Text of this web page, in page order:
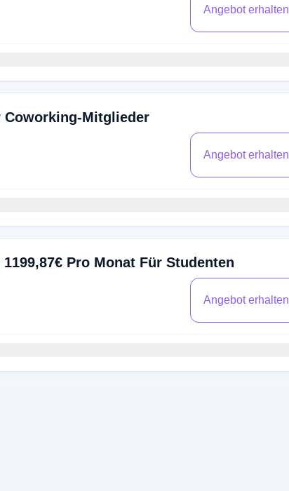
Angebot erhalten
Coworking-Mitglieder
Angebot erhalten
Pro Monat Für Studenten
Angebot erhalten